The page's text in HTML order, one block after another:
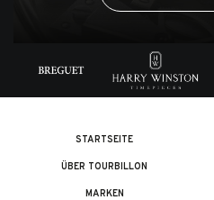
STARTSEITE
ÜBER TOURBILLON
MARKEN